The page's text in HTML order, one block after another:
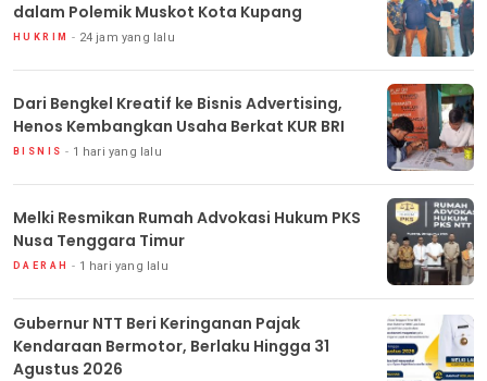
dalam Polemik Muskot Kota Kupang
HUKRIM 24 jam yang lalu
Dari Bengkel Kreatif ke Bisnis Advertising,
Henos Kembangkan Usaha Berkat KUR BRI
BISNIS 1 hari yang lalu
Melki Resmikan Rumah Advokasi Hukum PKS
Nusa Tenggara Timur
DAERAH 1 hari yang lalu
Gubernur NTT Beri Keringanan Pajak
Kendaraan Bermotor, Berlaku Hingga 31
Agustus 2026